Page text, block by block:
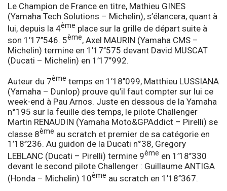
Le Champion de France en titre, Mathieu GINES
(Yamaha Tech Solutions – Michelin), s’élancera, quant à
lui, depuis la 4ème place sur la grille de départ suite à
son 1’17’’546. 5ème, Axel MAURIN (Yamaha CMS –
Michelin) termine en 1’17’’575 devant David MUSCAT
(Ducati – Michelin) en 1’17’’992.
Auteur du 7ème temps en 1’18’’099, Matthieu LUSSIANA
(Yamaha – Dunlop) prouve qu’il faut compter sur lui ce
week-end à Pau Arnos. Juste en dessous de la Yamaha
n°195 sur la feuille des temps, le pilote Challenger
Martin RENAUDIN (Yamaha Moto&GPAddict – Pirelli) se
classe 8ème au scratch et premier de sa catégorie en
1’18’’236. Au guidon de la Ducati n°38, Gregory
LEBLANC (Ducati – Pirelli) termine 9ème en 1’18’’330
devant le second pilote Challenger : Guillaume ANTIGA
(Honda – Michelin) 10ème au scratch en 1’18’’367.